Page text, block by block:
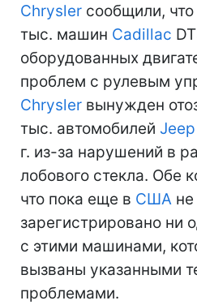
Chrysler сообщили,
тыс. машин Cadillac
оборудованных
проблем с рулевым
Chrysler вынужден
тыс. автомобилей Jeep
г. из-за нарушений в
лобового стекла. Обе
что пока еще в США
зарегистрировано ни
с этими машинами,
вызваны указанными
проблемами.